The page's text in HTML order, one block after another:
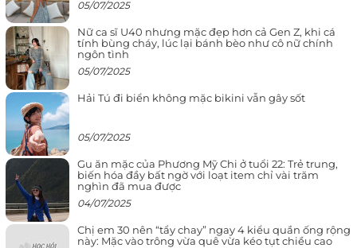
05/07/2025
Nữ ca sĩ U40 nhưng mặc đẹp hơn cả Gen Z, khi cá
tính bùng cháy, lúc lại bánh bèo như cô nữ chính
ngôn tình
05/07/2025
Hải Tú đi biển không mặc bikini vẫn gây sốt
05/07/2025
Gu ăn mặc của Phương Mỹ Chi ở tuổi 22: Trẻ trung,
biến hóa đầy bất ngờ với loạt item chỉ vài trăm
nghìn đã mua được
04/07/2025
Chị em 30 nên “tẩy chay” ngay 4 kiểu quần ống rộng
này: Mặc vào trông vừa quê vừa kéo tụt chiều cao